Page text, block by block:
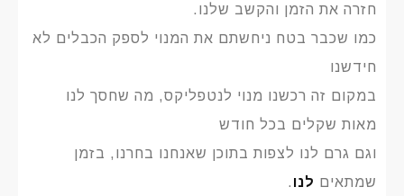
חזרה את הזמן והקשב שלנו.
כמו שכבר בטח ניחשתם את המנוי לספק הכבלים לא
חידשנו
במקום זה רכשנו מנוי לנטפליקס, מה שחסך לנו
מאות שקלים בכל חודש
וגם גרם לנו לצפות בתוכן שאנחנו בחרנו, בזמן
שמתאים לנו .